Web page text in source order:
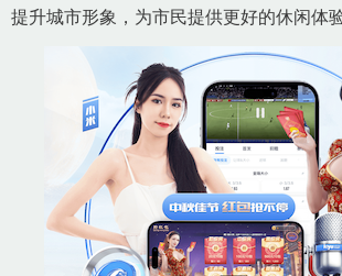
提升城市形象，为市民提供更好的休闲体验